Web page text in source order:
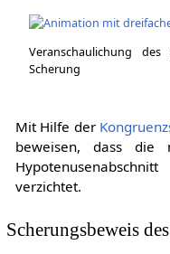
Veranschaulichung
Scherung
Mit Hilfe der
beweisen, dass
verzichtet.
Scherungsbeweis